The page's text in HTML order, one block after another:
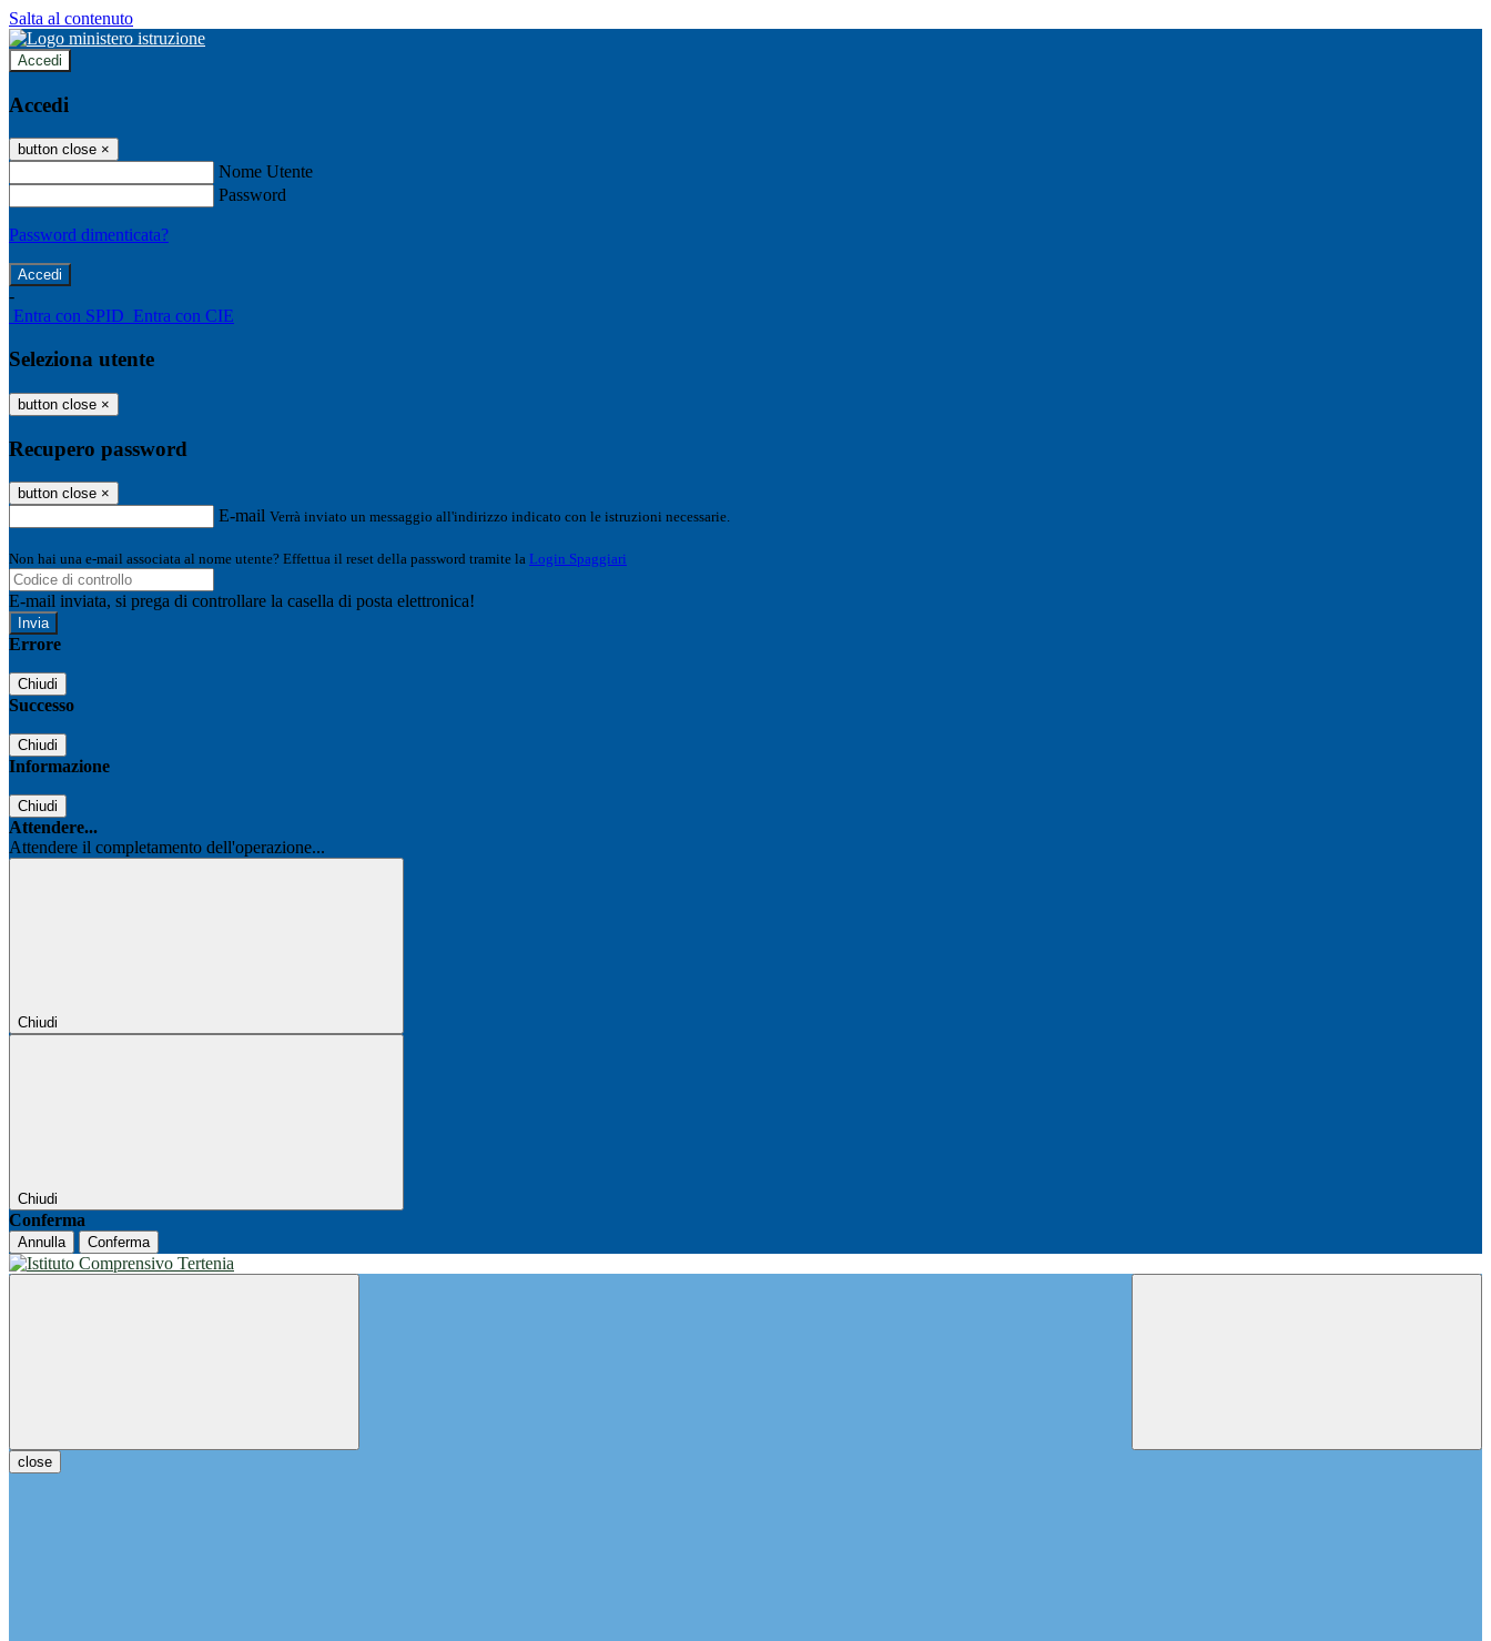
Salta al contenuto
Accedi
Accedi
button close ×
Nome Utente
Password
Password dimenticata?
-
Entra con SPID Entra con CIE
Seleziona utente
button close ×
Recupero password
button close ×
E-mail Verrà inviato un messaggio all'indirizzo indicato con le istruzioni necessarie.
Non hai una e-mail associata al nome utente? Effettua il reset della password tramite la Login Spaggiari
E-mail inviata, si prega di controllare la casella di posta elettronica!
Errore
Chiudi
Successo
Chiudi
Informazione
Chiudi
Attendere...
Attendere il completamento dell'operazione...
Chiudi
Chiudi
Conferma
Annulla Conferma
close